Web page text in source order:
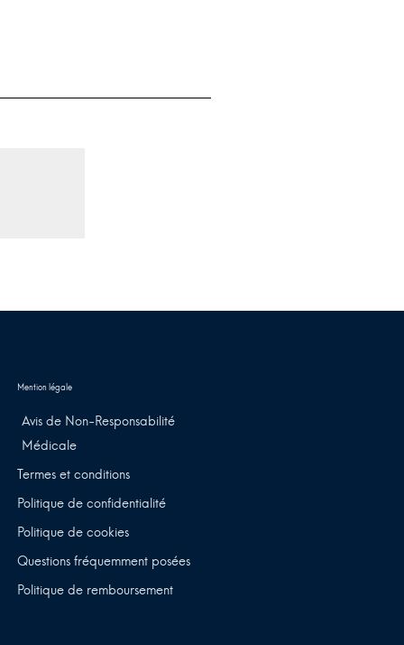
Avis de Non-Responsabilité
Médicale
Termes et conditions
Politique de confidentialité
Politique de cookies
Questions fréquemment posées
Politique de remboursement